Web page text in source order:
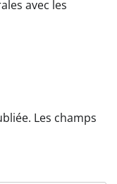
avec les
Les champs